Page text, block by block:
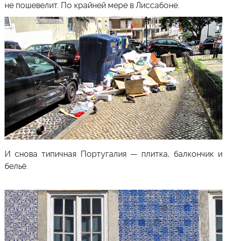
не пошевелит. По крайней мере в Лиссабоне.
И снова типичная Португалия — плитка, балкончик и
бельё.